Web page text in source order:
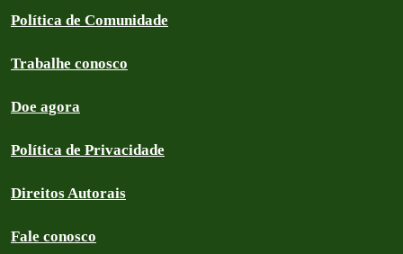
Política de Comunidade
Trabalhe conosco
Doe agora
Política de Privacidade
Direitos Autorais
Fale conosco